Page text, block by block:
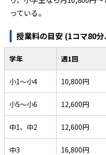
っている。
授業料の目安 (1コマ80分
学年 週1回
小1～小4 10,800円
小5～小6 12,600円
中1、中2 12,600円
中3 16,800円